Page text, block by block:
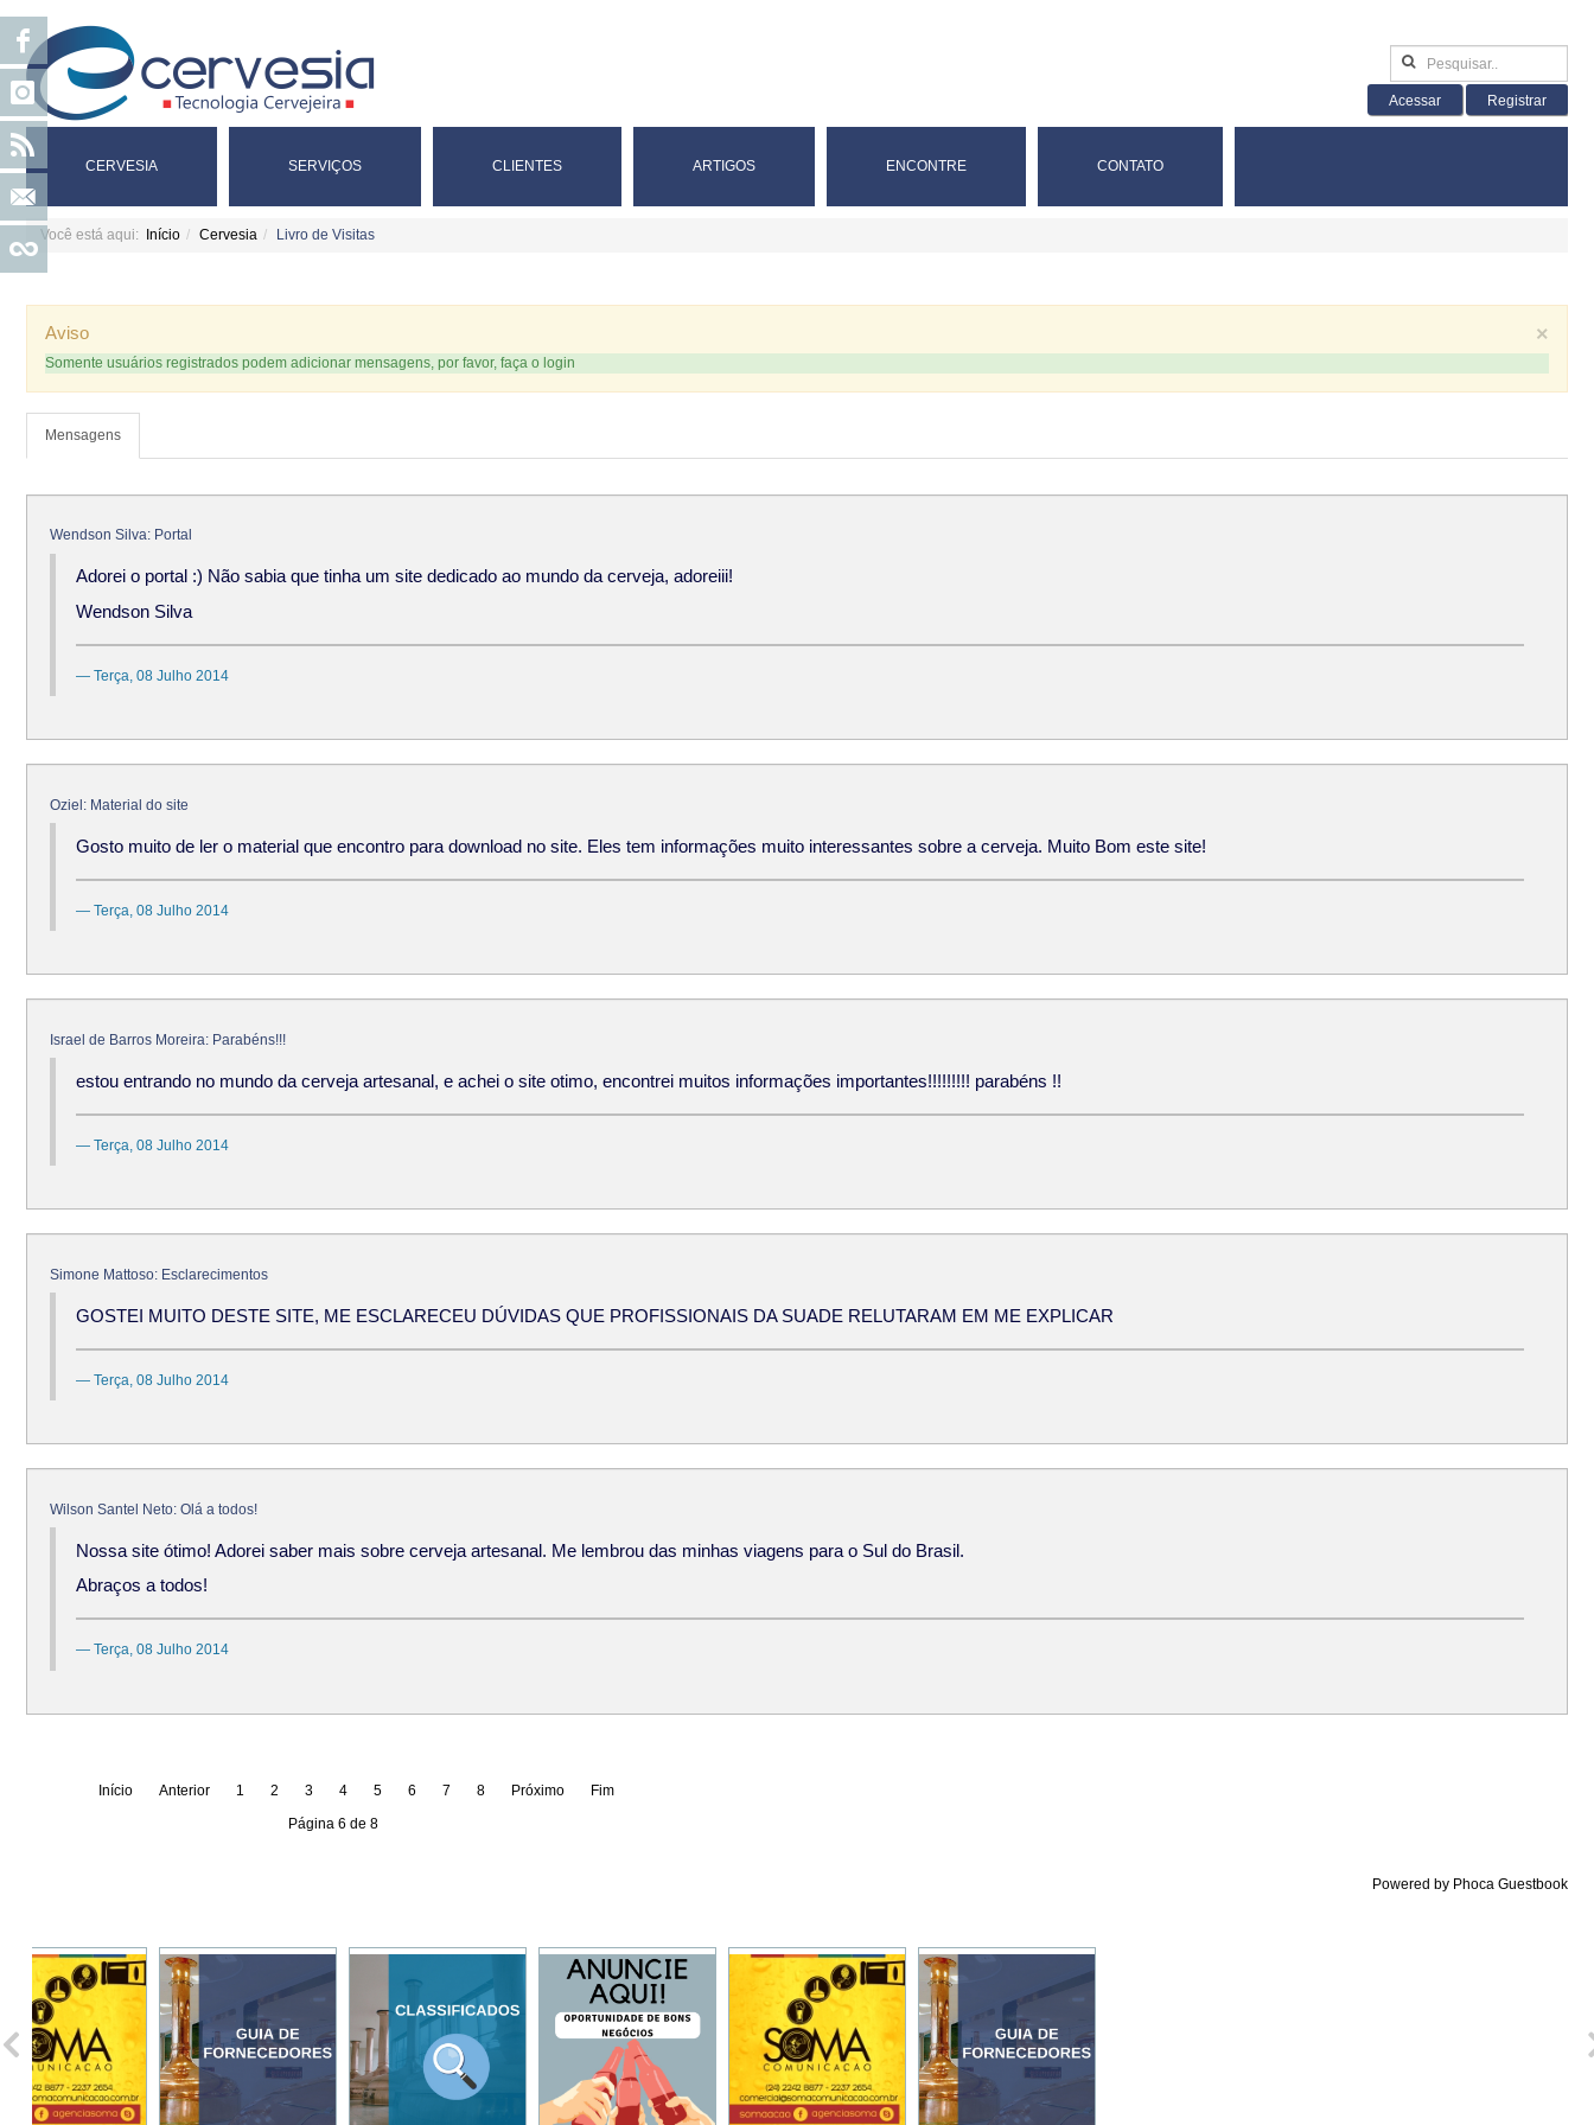
Acessar Registrar
CERVESIA SERVIÇOS CLIENTES ARTIGOS ENCONTRE CONTATO
Você está aqui: Início Cervesia Livro de Visitas
×
Aviso
Somente usuários registrados podem adicionar mensagens, por favor, faça o login
Mensagens
Wendson Silva: Portal
Adorei o portal :) Não sabia que tinha um site dedicado ao mundo da cerveja, adoreiii!
Wendson Silva
Terça, 08 Julho 2014
Oziel: Material do site
Gosto muito de ler o material que encontro para download no site. Eles tem informações muito interessantes sobre a cerveja. Muito Bom este site!
Terça, 08 Julho 2014
Israel de Barros Moreira: Parabéns!!!
estou entrando no mundo da cerveja artesanal, e achei o site otimo, encontrei muitos informações importantes!!!!!!!!! parabéns !!
Terça, 08 Julho 2014
Simone Mattoso: Esclarecimentos
GOSTEI MUITO DESTE SITE, ME ESCLARECEU DÚVIDAS QUE PROFISSIONAIS DA SUADE RELUTARAM EM ME EXPLICAR
Terça, 08 Julho 2014
Wilson Santel Neto: Olá a todos!
Nossa site ótimo! Adorei saber mais sobre cerveja artesanal. Me lembrou das minhas viagens para o Sul do Brasil.
Abraços a todos!
Terça, 08 Julho 2014
Início Anterior 1 2 3 4 5 6 7 8 Próximo
Fim
Página 6 de 8
Powered by Phoca Guestbook